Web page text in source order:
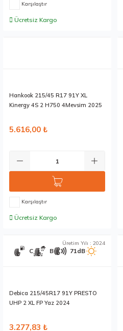
Karşılaştır
Ücretsiz Kargo
Hankook 215/45 R17 91Y XL
Kinergy 4S 2 H750 4Mevsim 2025
5.616,00 ₺
Karşılaştır
Ücretsiz Kargo
Üretim Yılı : 2024
C B 71dB
Debica 215/45R17 91Y PRESTO
UHP 2 XL FP Yaz 2024
3.277,83 ₺